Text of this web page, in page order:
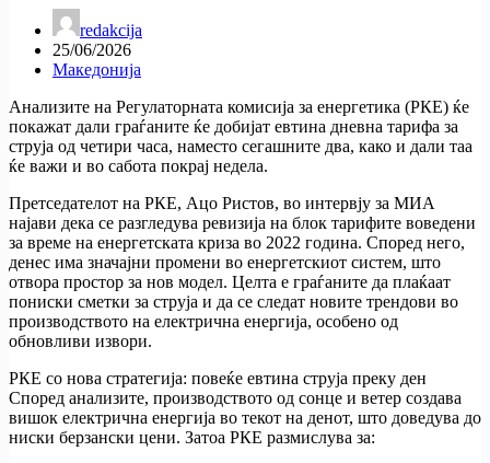
redakcija
25/06/2026
Македонија
Анализите на Регулаторната комисија за енергетика (РКЕ) ќе
покажат дали граѓаните ќе добијат евтина дневна тарифа за
струја од четири часа, наместо сегашните два, како и дали таа
ќе важи и во сабота покрај недела.
Претседателот на РКЕ, Ацо Ристов, во интервју за МИА
најави дека се разгледува ревизија на блок тарифите воведени
за време на енергетската криза во 2022 година. Според него,
денес има значајни промени во енергетскиот систем, што
отвора простор за нов модел. Целта е граѓаните да плаќаат
пониски сметки за струја и да се следат новите трендови во
производството на електрична енергија, особено од
обновливи извори.
РКЕ со нова стратегија: повеќе евтина струја преку ден
Според анализите, производството од сонце и ветер создава
вишок електрична енергија во текот на денот, што доведува до
ниски берзански цени. Затоа РКЕ размислува за: